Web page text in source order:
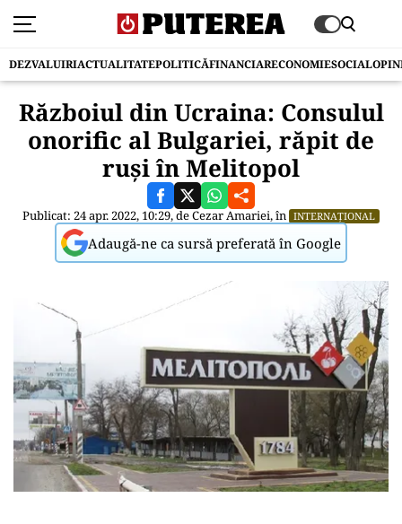
DEZVALUIRIACTUALITATEPOLITICĂFINANCIARECONOMIESOCIAL
Războiul din Ucraina: Consulul
onorific al Bulgariei, răpit de
ruși în Melitopol
Publicat: 24 apr. 2022, 10:29, deCezar Amariei, în INTERNAȚIONAL
Adaugă-ne ca sursă preferată în Google